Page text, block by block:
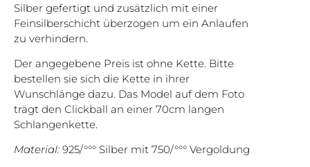
Silber gefertigt und zusätzlich mit einer
Feinsilberschicht überzogen um ein Anlaufen
zu verhindern.
Der angegebene Preis ist ohne Kette. Bitte
bestellen sie sich die Kette in ihrer
Wunschlänge dazu. Das Model auf dem Foto
trägt den Clickball an einer 70cm langen
Schlangenkette.
Material: 925/°°° Silber mit 750/°°° Vergoldung